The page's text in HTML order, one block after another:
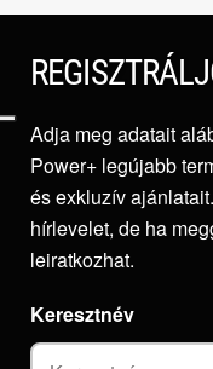
Adja meg adatait
Power+ legújabb
és exkluzív
hírlevelet, de ha
leiratkozhat.
Keresztnév